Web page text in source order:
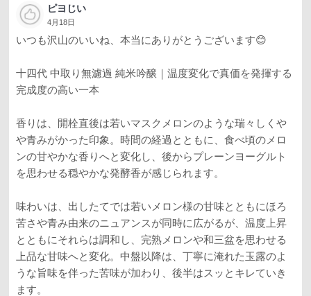
ピヨじい
4月18日
いつも沢山のいいね、本当にありがとうございます😊
十四代 中取り無濾過 純米吟醸｜温度変化で真価を発揮する
完成度の高い一本
香りは、開栓直後は若いマスクメロンのような瑞々しくや
や青みがかった印象。時間の経過とともに、食べ頃のメロ
ンの甘やかな香りへと変化し、後からプレーンヨーグルト
を思わせる穏やかな発酵香が感じられます。
味わいは、出したてでは若いメロン様の甘味とともにほろ
苦さや青み由来のニュアンスが同時に広がるが、温度上昇
とともにそれらは調和し、完熟メロンや和三盆を思わせる
上品な甘味へと変化。中盤以降は、丁寧に淹れた玉露のよ
うな旨味を伴った苦味が加わり、後半はスッとキレていき
ます。